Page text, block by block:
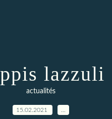
lazzuli
actualités
15.02.2021